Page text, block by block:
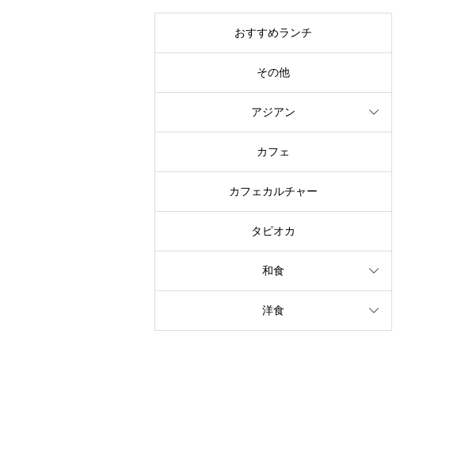
おすすめランチ
その他
アジアン
カフェ
カフェカルチャー
タピオカ
和食
洋食